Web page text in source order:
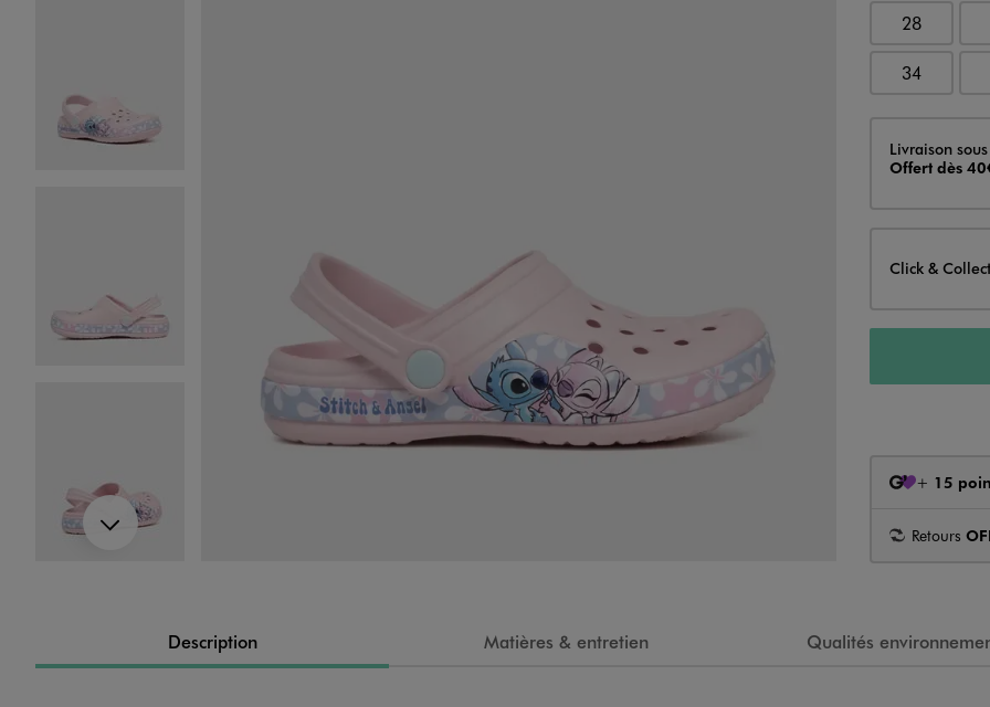
28
34
Livraison
Livraison
Offert dès
Click &
+ 15
Retours
Description Matières & entretien Qualités